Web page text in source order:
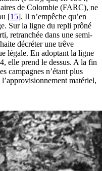
de Colombie (FARC), ne
[15]. Il n’empêche qu’en
Sur la ligne du repli prôné
retranchée dans une semi-
décréter une trêve
légale. En adoptant la ligne
elle prend le dessus. A la fin
campagnes n’étant plus
matériel,